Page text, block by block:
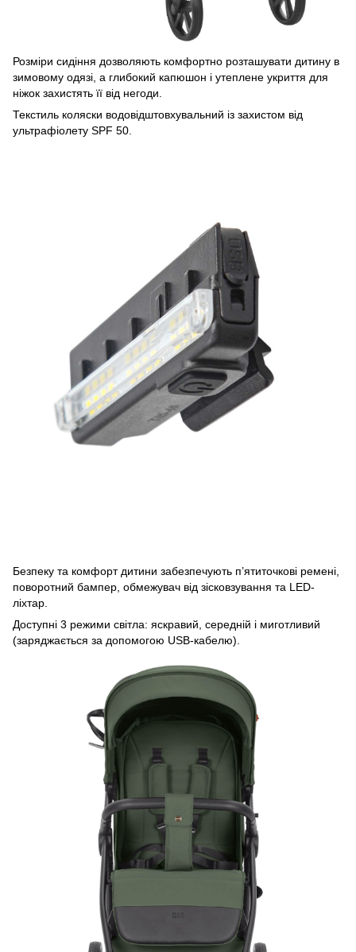
Розміри сидіння дозволяють комфортно розташувати дитину в
зимовому одязі, а глибокий капюшон і утеплене укриття для
ніжок захистять її від негоди.
Текстиль коляски водовідштовхувальний із захистом від
ультрафіолету SPF 50.
Безпеку та комфорт дитини забезпечують п’ятиточкові ремені,
поворотний бампер, обмежувач від зісковзування та LED-
ліхтар.
Доступні 3 режими світла: яскравий, середній і миготливий
(заряджається за допомогою USB-кабелю).